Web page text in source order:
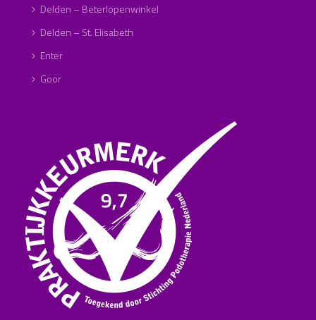
Delden – Beterlopenwinkel
Delden – St. Elisabeth
Enter
Goor